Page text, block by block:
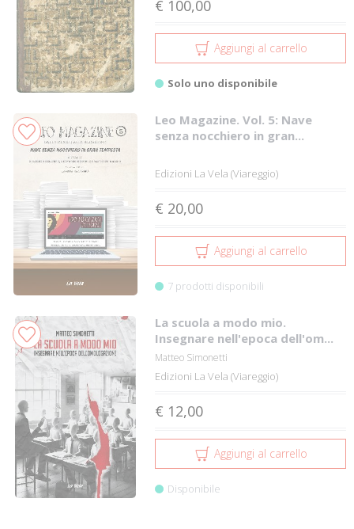
€ 100,00
Aggiungi al carrello
Solo uno disponibile
Leo Magazine. Vol. 5: Nave
senza nocchiero in gran...
Edizioni La Vela (Viareggio)
€ 20,00
Aggiungi al carrello
7 prodotti disponibili
La scuola a modo mio.
Insegnare nell'epoca dell'om...
Matteo Simonetti
Edizioni La Vela (Viareggio)
€ 12,00
Aggiungi al carrello
Disponibile